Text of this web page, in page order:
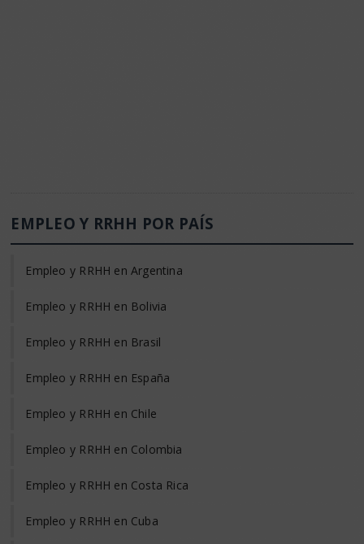
EMPLEO Y RRHH POR PAÍS
Empleo y RRHH en Argentina
Empleo y RRHH en Bolivia
Empleo y RRHH en Brasil
Empleo y RRHH en España
Empleo y RRHH en Chile
Empleo y RRHH en Colombia
Empleo y RRHH en Costa Rica
Empleo y RRHH en Cuba